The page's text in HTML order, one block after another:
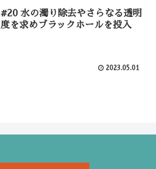
#20 水の濁り除去やさらなる透明
度を求めブラックホールを投入
2023.05.01